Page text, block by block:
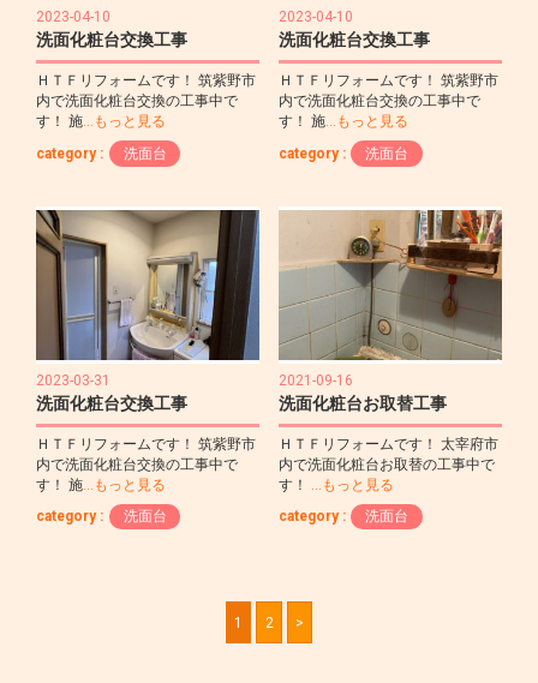
2023-04-10
洗面化粧台交換工事
ＨＴＦリフォームです！ 筑紫野市
内で洗面化粧台交換の工事中で
す！ 施…もっと見る
category :
洗面台
2023-04-10
洗面化粧台交換工事
ＨＴＦリフォームです！ 筑紫野市
内で洗面化粧台交換の工事中で
す！ 施…もっと見る
category :
洗面台
2023-03-31
洗面化粧台交換工事
ＨＴＦリフォームです！ 筑紫野市
内で洗面化粧台交換の工事中で
す！ 施 …もっと見る
category :
洗面台
2021-09-16
洗面化粧台お取替工事
ＨＴＦリフォームです！ 太宰府市
内で洗面化粧台お取替の工事中で
す！
…もっと見る
category :
洗面台
1 2 >